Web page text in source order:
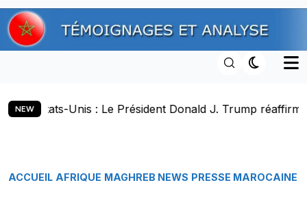
Skip
to
content
NEW Donald J. Trump réaffirme la souveraineté
ACCUEIL AFRIQUE MAGHREB NEWS PRESSE MAROCAINE